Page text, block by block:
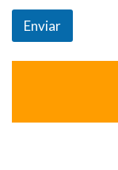
Enviar